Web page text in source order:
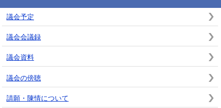
議会予定
議会会議録
議会資料
議会の傍聴
請願・陳情について